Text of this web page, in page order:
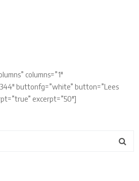
columns=”1″
buttonfg=”white” button=”Lees
excerpt=”50″]